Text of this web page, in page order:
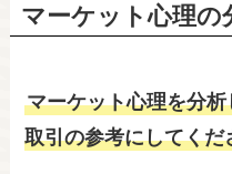
マーケット心理の
マーケット心理を分
取引の参考にしてくだ